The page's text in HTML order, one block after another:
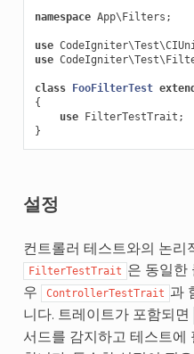
namespace App\Filters ;
use
use
class FooFilterTest
{
use FilterTestTrait ;
}
설정
컨트롤러 테스트와의 논리
FilterTestTrait 은 동일한
우
ControllerTestTrait 과
니다. 트레이트가 포함되면
서드를 감지하고 테스트에